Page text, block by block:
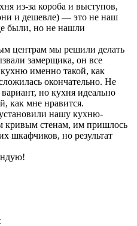
из-за короба и выступов,
и дешевле) — это не наш
были, но не нашли
центрам мы решили делать
замерщика, он все
именно такой, как
окончательно. Не
но кухня идеально
как мне нравится.
нашу кухню-
кривым стенам, им пришлось
шкафчиков, но результат